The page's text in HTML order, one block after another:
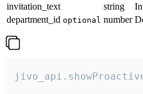
invitation_text
string
department_id optional number